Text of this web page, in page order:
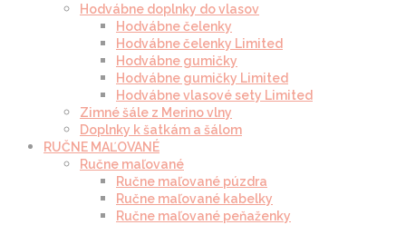
Hodvábne doplnky do vlasov
Hodvábne čelenky
Hodvábne čelenky Limited
Hodvábne gumičky
Hodvábne gumičky Limited
Hodvábne vlasové sety Limited
Zimné šále z Merino vlny
Doplnky k šatkám a šálom
RUČNE MAĽOVANÉ
Ručne maľované
Ručne maľované púzdra
Ručne maľované kabelky
Ručne maľované peňaženky